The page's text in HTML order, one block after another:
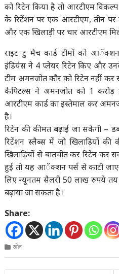
को रिटेन किया है तो आरटीएम विकल्प
के रिटेंशन पर एक आरटीएम, तीन पर
और एक खिलाड़ी पर चार आरटीएम
राइट टु मैच कार्ड टीमों को
इंडियंस ने 4 प्लेयर रिटेन किए और
टीम अमनजोत कौर को रिटेन नहीं
कैपिटल्स ने अमनजोत को 1
आरटीएम कार्ड का इस्तेमाल कर
है।
रिटेन की कीमत बढ़ाई जा सकेगी –
रिटेंशन स्लैब्स में जो खिलाड़ियों की
खिलाड़ियों से बातचीत कर रिटेन कर
हुई तो यह आॅक्शन पर्स से काटी
लिए न्यूनतम सैलरी 50 लाख रुपये
बढ़ाया जा सकता है।
Share:
खेल